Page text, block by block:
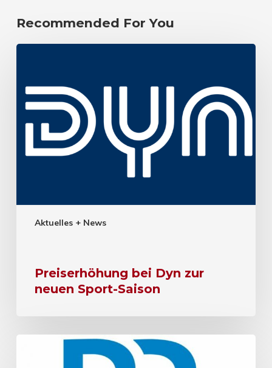
Recommended For You
Aktuelles + News
Preiserhöhung bei Dyn zur
neuen Sport-Saison